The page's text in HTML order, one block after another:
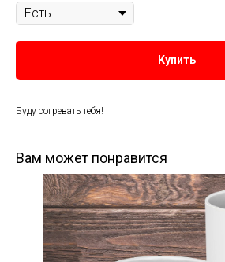
Купить
Буду согревать тебя!
Вам может понравится